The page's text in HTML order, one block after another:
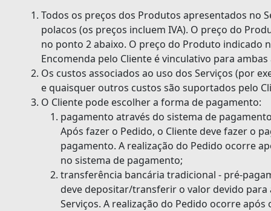
Todos os preços dos Produtos apresentados no
polacos (os preços incluem IVA). O preço do
no ponto 2 abaixo. O preço do Produto indicado
Encomenda pelo Cliente é vinculativo para ambas
Os custos associados ao uso dos Serviços (por
e quaisquer outros custos são suportados pelo
O Cliente pode escolher a forma de pagamento:
pagamento através do sistema de
Após fazer o Pedido, o Cliente deve fazer o
pagamento. A realização do Pedido ocorre
no sistema de pagamento;
transferência bancária tradicional - pré-
deve depositar/transferir o valor devido
Serviços. A realização do Pedido ocorre